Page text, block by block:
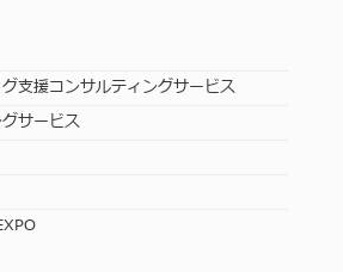
支援コンサルティングサービス
サービス